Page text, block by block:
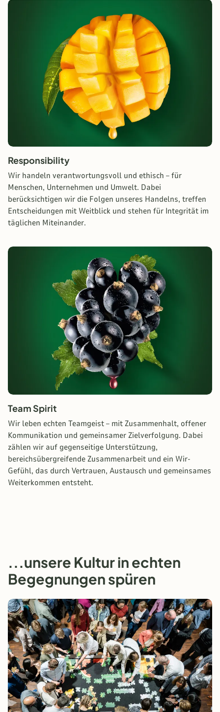
Responsibility
Wir handeln verantwortungsvoll und ethisch – für
Menschen, Unternehmen und Umwelt. Dabei
berücksichtigen wir die Folgen unseres Handelns, treffen
Entscheidungen mit Weitblick und stehen für Integrität im
täglichen Miteinander.
Team Spirit
Wir leben echten Teamgeist – mit Zusammenhalt, offener
Kommunikation und gemeinsamer Zielverfolgung. Dabei
zählen wir auf gegenseitige Unterstützung,
bereichsübergreifende Zusammenarbeit und ein Wir-
Gefühl, das durch Vertrauen, Austausch und gemeinsames
Weiterkommen entsteht.
...unsere Kultur in echten
Begegnungen spüren